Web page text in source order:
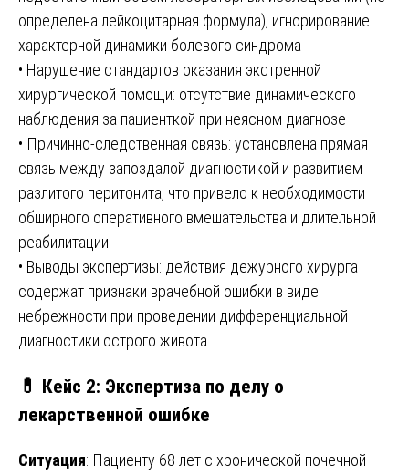
определена лейкоцитарная формула), игнорирование
характерной динамики болевого синдрома
• Нарушение стандартов оказания экстренной
хирургической помощи: отсутствие динамического
наблюдения за пациенткой при неясном диагнозе
• Причинно-следственная связь: установлена прямая
связь между запоздалой диагностикой и развитием
разлитого перитонита, что привело к необходимости
обширного оперативного вмешательства и длительной
реабилитации
• Выводы экспертизы: действия дежурного хирурга
содержат признаки врачебной ошибки в виде
небрежности при проведении дифференциальной
диагностики острого живота
💊 Кейс 2: Экспертиза по делу о
лекарственной ошибке
Ситуация: Пациенту 68 лет с хронической почечной